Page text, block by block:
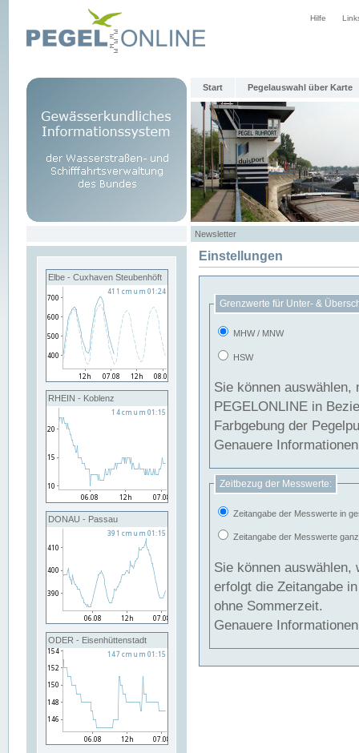
Hilfe
Start Pegelauswahl über Karte
Newsletter
Elbe - Cuxhaven Steubenhöft
RHEIN - Koblenz
DONAU - Passau
ODER - Eisenhüttenstadt
Einstellungen
Grenzwerte für Unter- &
MHW / MNW
HSW
Sie können
PEGELONLINE in Beziehung
Farbgebung der
Genauere
Zeitbezug der Messwerte:
Zeitangabe der Messwerte in
Zeitangabe der Messwerte
Sie können auswählen,
erfolgt die Zeitangabe
ohne Sommerzeit.
Genauere